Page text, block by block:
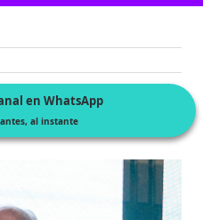
en WhatsApp
al instante